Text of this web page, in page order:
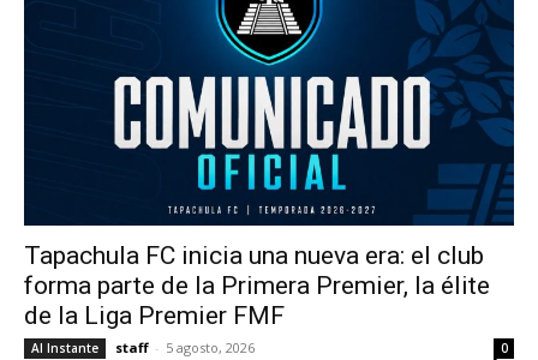
Tapachula FC inicia una nueva era: el club
forma parte de la Primera Premier, la élite
de la Liga Premier FMF
Al Instante staff - 5 agosto, 2026 0